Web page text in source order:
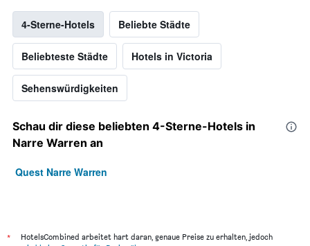
4-Sterne-Hotels Beliebte Städte
Beliebteste Städte Hotels in Victoria
Sehenswürdigkeiten
Schau dir diese beliebten 4-Sterne-Hotels in
Narre Warren an
Quest Narre Warren
*
HotelsCombined arbeitet hart daran, genaue Preise zu erhalten, jedoch